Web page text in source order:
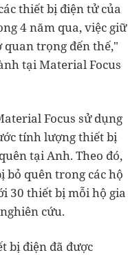
thiết bị điện tử của
4 năm qua, việc giữ
trọng đến thế,"
tại Material Focus
Focus sử dụng
tính lượng thiết bị
tại Anh. Theo đó,
bỏ quên trong các hộ
30 thiết bị mỗi hộ gia
cứu.
bị điện đã được